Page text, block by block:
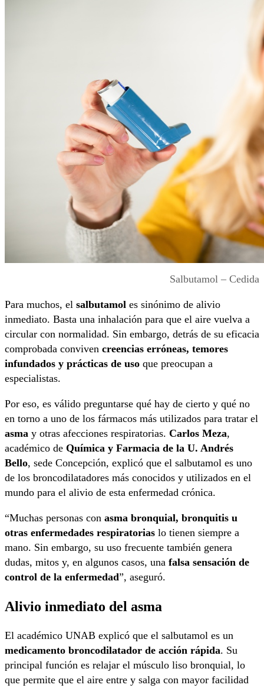
Salbutamol – Cedida
Para muchos, el salbutamol es sinónimo de alivio
inmediato. Basta una inhalación para que el aire vuelva a
circular con normalidad. Sin embargo, detrás de su eficacia
comprobada conviven creencias erróneas, temores
infundados y prácticas de uso que preocupan a
especialistas.
Por eso, es válido preguntarse qué hay de cierto y qué no
en torno a uno de los fármacos más utilizados para tratar el
asma y otras afecciones respiratorias. Carlos Meza,
académico de Química y Farmacia de la U. Andrés
Bello, sede Concepción, explicó que el salbutamol es uno
de los broncodilatadores más conocidos y utilizados en el
mundo para el alivio de esta enfermedad crónica.
“Muchas personas con asma bronquial, bronquitis u
otras enfermedades respiratorias lo tienen siempre a
mano. Sin embargo, su uso frecuente también genera
dudas, mitos y, en algunos casos, una falsa sensación de
control de la enfermedad”, aseguró.
Alivio inmediato del asma
El académico UNAB explicó que el salbutamol es un
medicamento broncodilatador de acción rápida. Su
principal función es relajar el músculo liso bronquial, lo
que permite que el aire entre y salga con mayor facilidad